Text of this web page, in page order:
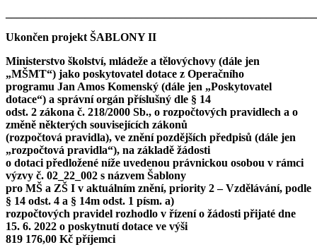
Ukončen projekt ŠABLONY II
Ministerstvo školství, mládeže a tělovýchovy (dále jen
„MŠMT“) jako poskytovatel dotace z Operačního
programu Jan Amos Komenský (dále jen „Poskytovatel
dotace“) a správní orgán příslušný dle § 14
odst. 2 zákona č. 218/2000 Sb., o rozpočtových pravidlech a o
změně některých souvisejících zákonů
(rozpočtová pravidla), ve znění pozdějších předpisů (dále jen
„rozpočtová pravidla“), na základě žádosti
o dotaci předložené níže uvedenou právnickou osobou v rámci
výzvy č. 02_22_002 s názvem Šablony
pro MŠ a ZŠ I v aktuálním znění, priority 2 – Vzdělávání, podle
§ 14 odst. 4 a § 14m odst. 1 písm. a)
rozpočtových pravidel rozhodlo v řízení o žádosti přijaté dne
15. 6. 2022 o poskytnutí dotace ve výši
819 176,00 Kč příjemci